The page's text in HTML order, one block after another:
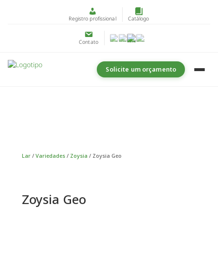
Registro profissional Catálogo
Contato
Solicite um orçamento
Lar/ Variedades/ Zoysia / Zoysia Geo
Zoysia Geo